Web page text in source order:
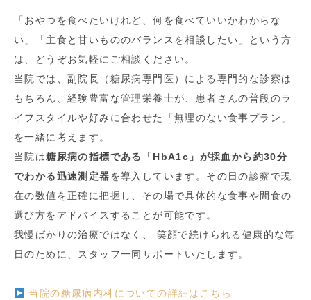
「おやつを食べたいけれど、何を食べていいかわからな
い」「主食と甘いもののバランスを相談したい」という方
は、どうぞお気軽にご相談ください。
当院では、副院長（糖尿病専門医）による専門的な診察は
もちろん、経験豊富な管理栄養士が、患者さんの普段のラ
イフスタイルや好みに合わせた「無理のない食事プラン」
を一緒に考えます。
当院は糖尿病の指標である「HbA1c」が採血から約30分
でわかる迅速測定器を導入しています。その日の診察で現
在の数値を正確に把握し、その場で具体的な食事や間食の
選び方をアドバイスすることが可能です。
我慢ばかりの治療ではなく、 笑顔で続けられる健康的な毎
日のために、スタッフ一同サポートいたします。
当院の糖尿病内科についての詳細はこちら